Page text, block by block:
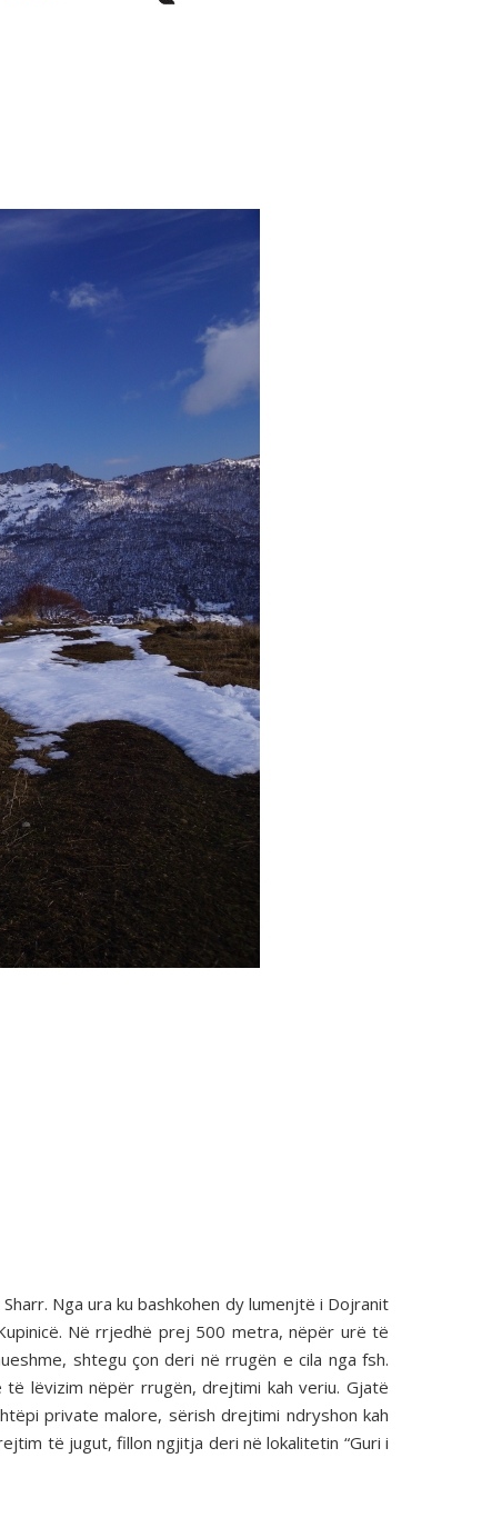
Nga ura ku bashkohen dy lumenjtë i Dojranit
Në rrjedhë prej 500 metra, nëpër urë të
shtegu çon deri në rrugën e cila nga fsh.
lëvizim nëpër rrugën, drejtimi kah veriu. Gjatë
private malore, sërish drejtimi ndryshon kah
të jugut, fillon ngjitja deri në lokalitetin “Guri i